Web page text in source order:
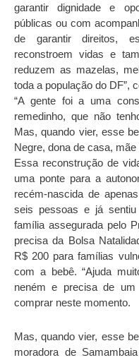
garantir dignidade e
públicas ou com
de garantir direitos,
reconstroem vidas e
reduzem as mazelas,
toda a população do DF”,
“A gente foi a uma
remedinho, que não
Mas, quando vier, esse
Negre, dona de casa,
Essa reconstrução de
uma ponte para a
recém-nascida de
seis pessoas e já
família assegurada pelo
precisa da Bolsa
R$ 200 para famílias
com a bebê. “Ajuda
neném e precisa de um
comprar neste momento.
Mas, quando vier, esse
moradora de